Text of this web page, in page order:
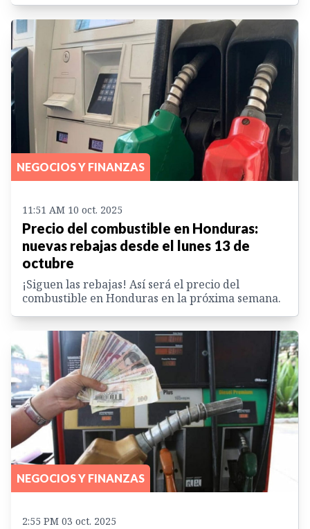
NEGOCIOS Y FINANZAS
11:51 AM 10 oct. 2025
Precio del combustible en Honduras:
nuevas rebajas desde el lunes 13 de
octubre
¡Siguen las rebajas! Así será el precio del
combustible en Honduras en la próxima semana.
NEGOCIOS Y FINANZAS
2:55 PM 03 oct. 2025